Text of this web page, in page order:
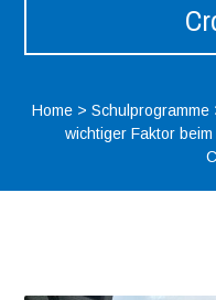
Home> Schulprogramme
wichtiger Faktor